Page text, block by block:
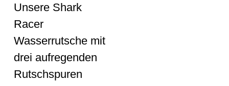
Unsere Shark
Racer
Wasserrutsche mit
drei aufregenden
Rutschspuren